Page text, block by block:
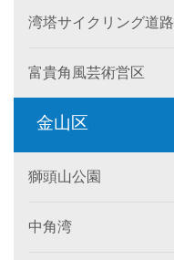
湾塔サイクリング道路
富貴角風芸術営区
金山区
獅頭山公園
中角湾